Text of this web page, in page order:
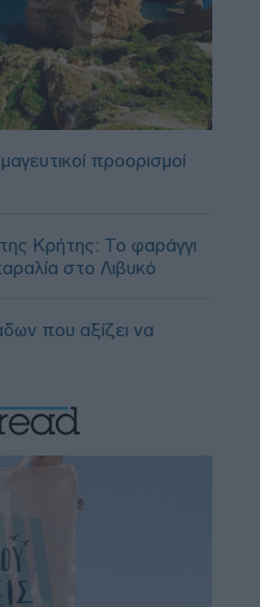
προορισμοί
Κρήτης: Το φαράγγι
στο Λιβυκό
που αξίζει να